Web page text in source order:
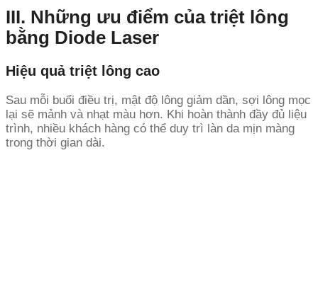
III. Những ưu điểm của triệt lông
bằng Diode Laser
Hiệu quả triệt lông cao
Sau mỗi buổi điều trị, mật độ lông giảm dần, sợi lông mọc
lại sẽ mảnh và nhạt màu hơn. Khi hoàn thành đầy đủ liệu
trình, nhiều khách hàng có thể duy trì làn da mịn màng
trong thời gian dài.